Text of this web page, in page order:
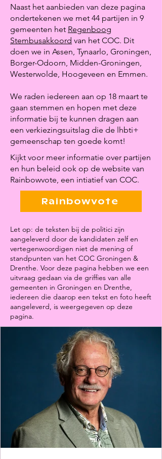
Naast het aanbieden van deze pagina
ondertekenen we met 44 partijen in 9
gemeenten het Regenboog
Stembusakkoord van het COC. Dit
doen we in Assen, Tynaarlo, Groningen,
Borger-Odoorn, Midden-Groningen,
Westerwolde, Hoogeveen en Emmen.
We raden iedereen aan op 18 maart te
gaan stemmen en hopen met deze
informatie bij te kunnen dragen aan
een verkiezingsuitslag die de lhbti+
gemeenschap ten goede komt!
Kijkt voor meer informatie over partijen
en hun beleid ook op de website van
Rainbowvote, een intiatief van COC.
Rainbowvote
Let op: de teksten bij de politici zijn
aangeleverd door de kandidaten zelf en
vertegenwoordigen niet de mening of
standpunten van het COC Groningen &
Drenthe. Voor deze pagina hebben we een
uitvraag gedaan via de griffies van alle
gemeenten in Groningen en Drenthe,
iedereen die daarop een tekst en foto heeft
aangeleverd, is weergegeven op deze
pagina.